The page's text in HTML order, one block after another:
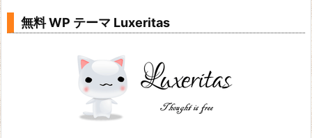
無料 WP テーマ Luxeritas